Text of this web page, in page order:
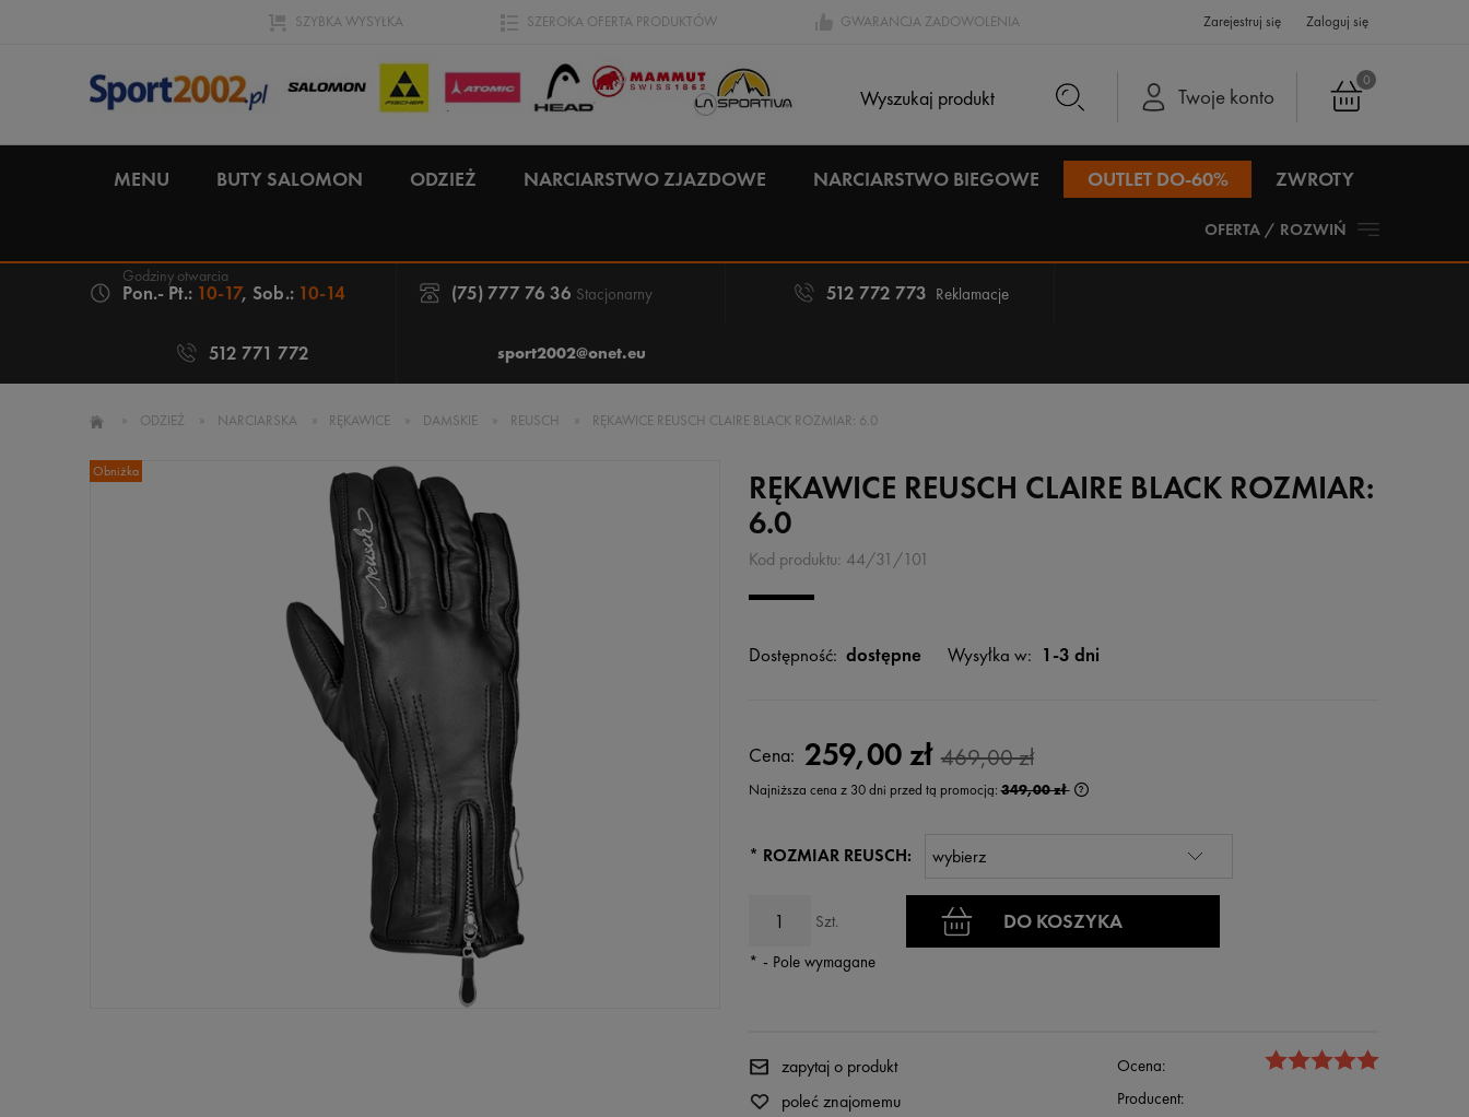
SZYBKA WYSYŁKA SZEROKA OFERTA PRODUKTÓW GWARANCJA ZADOWOLENIA Zarejestruj się Zaloguj się
0
Twoje konto
MENU BUTY SALOMON ODZIEŻ NARCIARSTWO ZJAZDOWE NARCIARSTWO BIEGOWE OUTLET DO-60% ZWROTY
OFERTA / ROZWIŃ
Pon.- Pt.: 10-17, Sob.: 10-14 (75) 777 76 36 Stacjonarny 512 772 773 Reklamacje
512 771 772 sport2002@onet.eu
» ODZIEŻ » NARCIARSKA » RĘKAWICE » DAMSKIE » REUSCH » RĘKAWICE REUSCH CLAIRE BLACK ROZMIAR: 6.0
Obniżka
RĘKAWICE REUSCH CLAIRE BLACK ROZMIAR:
6.0
Kod produktu: 44/31/101
Dostępność: dostępne Wysyłka w: 1-3 dni
Cena: 259,00 zł 469,00 zł
Najniższa cena z 30 dni przed tą promocją:349,00 zł
wyświetlana jest najniższa cena od momentu,
* ROZMIAR REUSCH:
Szt. DO KOSZYKA
* - Pole wymagane
Ocena:
Producent:
zapytaj o produkt
poleć znajomemu